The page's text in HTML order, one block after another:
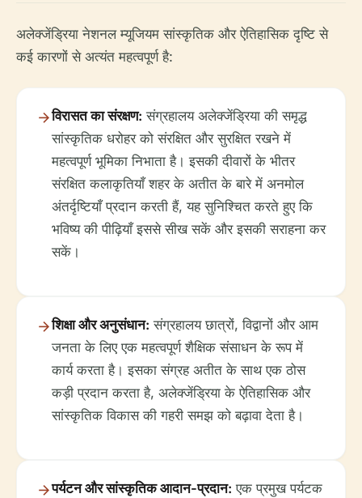
अलेक्जेंड्रिया नेशनल म्यूजियम सांस्कृतिक और ऐतिहासिक दृष्टि से
कई कारणों से अत्यंत महत्वपूर्ण है:
विरासत का संरक्षण: संग्रहालय अलेक्जेंड्रिया की समृद्ध
सांस्कृतिक धरोहर को संरक्षित और सुरक्षित रखने में
महत्वपूर्ण भूमिका निभाता है। इसकी दीवारों के भीतर
संरक्षित कलाकृतियाँ शहर के अतीत के बारे में अनमोल
अंतर्दृष्टियाँ प्रदान करती हैं, यह सुनिश्चित करते हुए कि
भविष्य की पीढ़ियाँ इससे सीख सकें और इसकी सराहना कर
सकें।
शिक्षा और अनुसंधान: संग्रहालय छात्रों, विद्वानों और आम
जनता के लिए एक महत्वपूर्ण शैक्षिक संसाधन के रूप में
कार्य करता है। इसका संग्रह अतीत के साथ एक ठोस
कड़ी प्रदान करता है, अलेक्जेंड्रिया के ऐतिहासिक और
सांस्कृतिक विकास की गहरी समझ को बढ़ावा देता है।
पर्यटन और सांस्कृतिक आदान-प्रदान: एक प्रमुख पर्यटक